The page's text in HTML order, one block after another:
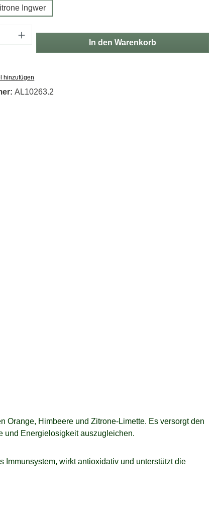
Ingwer
Gib den gewünschten Wert ein
In den Warenkorb
hinzufügen
AL10263.2
Orange, Himbeere und Zitrone-Limette. Es versorgt den
und Energielosigkeit auszugleichen.
wirkt antioxidativ und unterstützt die